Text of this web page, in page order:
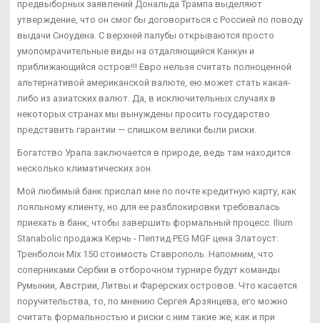
предвыборных заявлений Дональда Трампа выделяют
утверждение, что он смог бы договориться с Россией по поводу
выдачи Сноудена. С верхней палубы открываются просто
умопомрачительные виды на отдаляющийся Канкун и
приближающийся остров!!! Евро нельзя считать полноценной
альтернативой американской валюте, ею может стать какая-
либо из азиатских валют. Да, в исключительных случаях в
некоторых странах мы вынуждены просить государство
представить гарантии — слишком велики были риски.
Богатство Урала заключается в природе, ведь там находится
несколько климатических зон.
Мой любимый банк прислал мне по почте кредитную карту, как
лояльному клиенту, но для ее разблокировки требовалась
приехать в банк, чтобы завершить формальный процесс. Ilium
Stanabolic продажа Керчь - Пептид PEG MGF цена Златоуст:
Тренболон Mix 150 стоимость Ставрополь. Напомним, что
соперниками Сербии в отборочном турнире будут команды
Румынии, Австрии, Литвы и Фарерских островов. Что касается
поручительства, то, по мнению Сергея Арзянцева, его можно
считать формальностью и риски с ним такие же, как и при